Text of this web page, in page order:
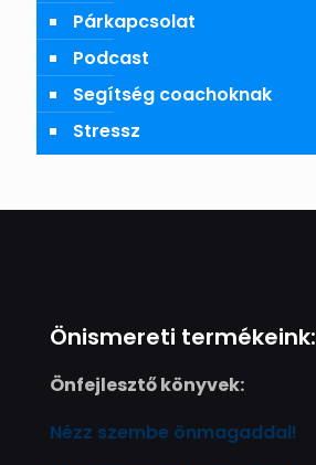
Párkapcsolat
Podcast
Segítség coachoknak
Stressz
Önismereti termékeink:
Önfejlesztő könyvek:
Nézz szembe önmagaddal!